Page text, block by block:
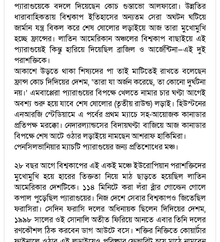
প্যারাগুয়েকে বদলে দিয়েছেন কোচ গুস্তাভো আলফারো। উন্নতির
ধারাবাহিকতায় বিশ্বকাপ ইতিহাসের অন্যতম সেরা অঘটন ঘটিয়ে
জার্মান যন্ত্র বিকল করে শেষ ষোলোর লড়াইয়ে আজ তারা মুখোমুখি
হচ্ছে ফ্রান্সের। লাতিন আমেরিকান অঞ্চলের বিশ্বকাপ বাছাইয়ে এই
প্যারাগুয়েই কিন্তু হারিয়ে দিয়েছিল ব্রাজিল ও আর্জেন্টিনা—এই দুই
পরাশক্তিকে।
আকাশে উড়তে থাকা শিষ্যদের পা তাই মাটিতেই রাখতে বলেছেন
ফ্রান্স কোচ দিদিয়ের দেশম, ‘তারা যা অর্জন করেছে, তা কোনো দুর্ঘটনা
নয়।’ এমবাপ্পেরা প্যারাগুয়ের বিপক্ষে খেলতে নামার চার ঘণ্টা আগেই
অবশ্য শুরু হয়ে যাবে শেষ ষোলোর (তৃতীয় রাউন্ড) লড়াই। হিউস্টনের
এনআরজি স্টেডিয়ামে এ পর্বের প্রথম ম্যাচে সহ-আয়োজক কানাডার
প্রতিপক্ষ মরক্কো। নেদারল্যান্ডসের বিদায়ঘণ্টা বাজিয়ে আজ কানাডার
বিপক্ষে শেষ আটে ওঠার লড়াইয়ে নামছেন আশরাফ হাকিমিরা।
পেনসিলভানিয়ার ম্যাচটি প্যারাগুয়ের জন্য প্রতিশোধের মঞ্চ।
২৮ বছর আগে বিশ্বকাপের এই একই মঞ্চে ইউরোপিয়ান পরাশক্তিদের
মুখোমুখি হয়ে হারের তিক্ততা নিয়ে মাঠ ছাড়তে হয়েছিল লাতিন
আমেরিকার দেশটিকে। ১১৪ মিনিটে করা লঁরা ব্লাঁর গোল্ডেন গোলে
কপাল পুড়েছিল প্যারাগুয়ের। নিজ দেশে সেবার বিশ্বকাপও জিতেছিল
ফরাসিরা। সেদিন ফরাসি দলের অধিনায়ক ছিলেন দিদিয়ের দেশম,
১৯৯৮ সালের ওই সোনালি অতীত ফিরিয়ে আনতে এবার তিনি দলের
রণকৌশল ঠিক করবেন ডাগ আউটে বসে। শক্তির নিক্তিতে কোয়ার্টার